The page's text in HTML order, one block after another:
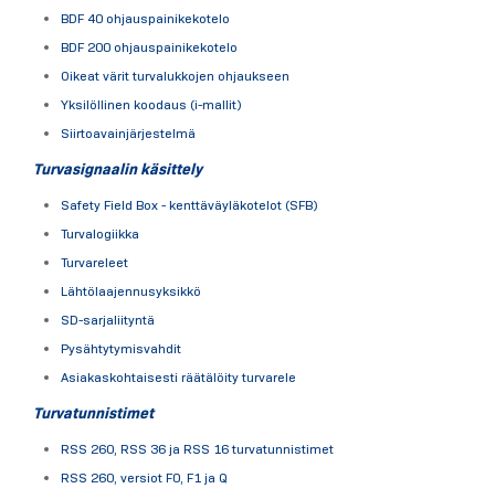
BDF 40 ohjauspainikekotelo
BDF 200 ohjauspainikekotelo
Oikeat värit turvalukkojen ohjaukseen
Yksilöllinen koodaus (i-mallit)
Siirtoavainjärjestelmä
Turvasignaalin käsittely
Safety Field Box - kenttäväyläkotelot (SFB)
Turvalogiikka
Turvareleet
Lähtölaajennusyksikkö
SD-sarjaliityntä
Pysähtytymisvahdit
Asiakaskohtaisesti räätälöity turvarele
Turvatunnistimet
RSS 260, RSS 36 ja RSS 16 turvatunnistimet
RSS 260, versiot F0, F1 ja Q